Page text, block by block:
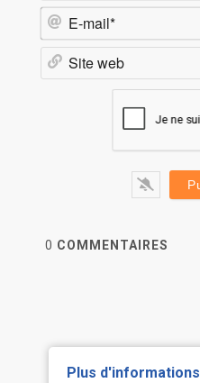
0 COMMENTAIRES
Plus d'informations